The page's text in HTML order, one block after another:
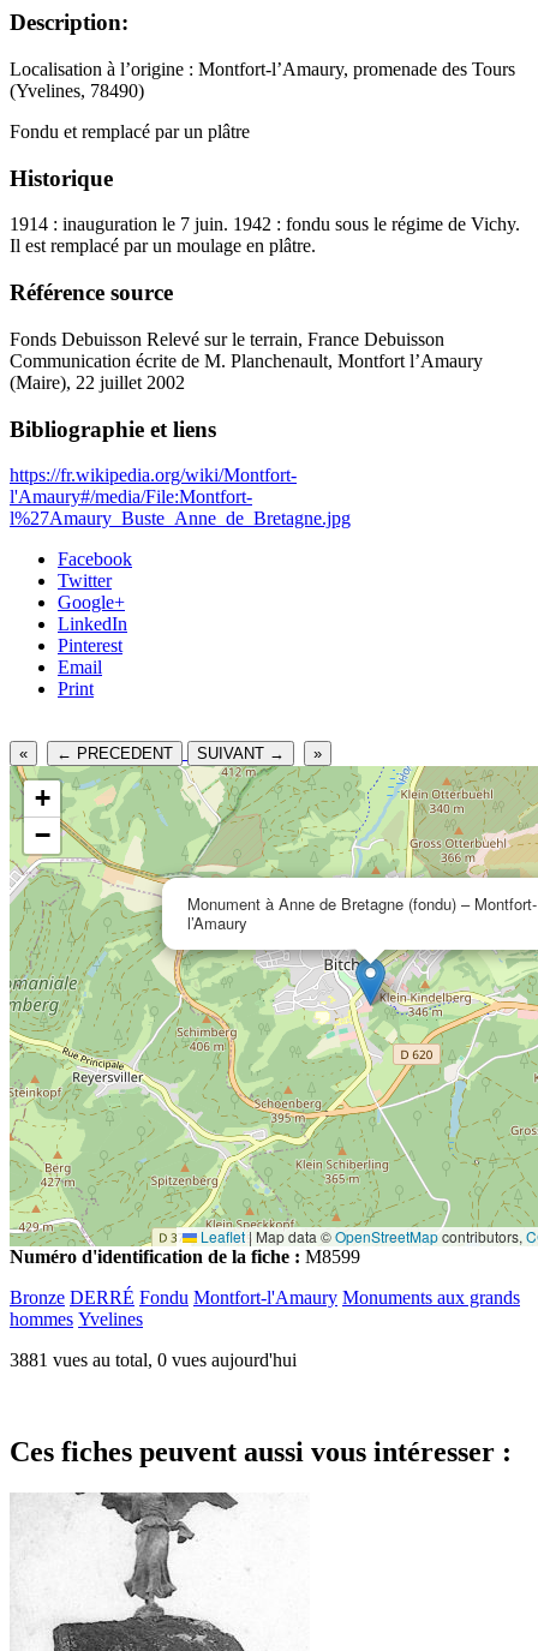
Description:
Localisation à l’origine : Montfort-l’Amaury, promenade des Tours
(Yvelines, 78490)
Fondu et remplacé par un plâtre
Historique
1914 : inauguration le 7 juin. 1942 : fondu sous le régime de Vichy.
Il est remplacé par un moulage en plâtre.
Référence source
Fonds Debuisson Relevé sur le terrain, France Debuisson
Communication écrite de M. Planchenault, Montfort l’Amaury
(Maire), 22 juillet 2002
Bibliographie et liens
https://fr.wikipedia.org/wiki/Montfort-
l'Amaury#/media/File:Montfort-
l%27Amaury_Buste_Anne_de_Bretagne.jpg
Facebook
Twitter
Google+
LinkedIn
Pinterest
Email
Print
« ← PRECEDENT SUIVANT → »
Monument à Anne de Bretagne (fondu) – Montfort-
l’Amaury
+
−
Leaflet|Map data ©OpenStreetMapcontributors,
Numéro d'identification de la fiche : M8599
Bronze DERRÉ Fondu Montfort-l'Amaury Monuments aux grands
hommes Yvelines
3881 vues au total, 0 vues aujourd'hui
Ces fiches peuvent aussi vous intéresser :